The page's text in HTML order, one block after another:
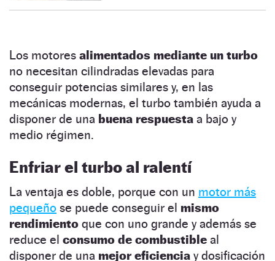
Los motores alimentados mediante un turbo
no necesitan cilindradas elevadas para
conseguir potencias similares y, en las
mecánicas modernas, el turbo también ayuda a
disponer de una buena respuesta a bajo y
medio régimen.
Enfriar el turbo al ralentí
La ventaja es doble, porque con un motor más
pequeño se puede conseguir el mismo
rendimiento que con uno grande y además se
reduce el consumo de combustible al
disponer de una mejor eficiencia y dosificación